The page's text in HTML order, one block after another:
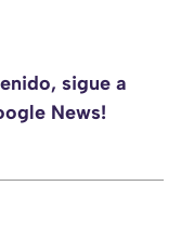
sigue a
News!